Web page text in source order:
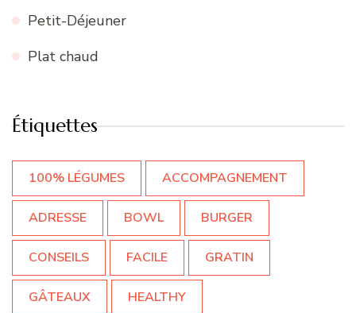
Petit-Déjeuner
Plat chaud
Étiquettes
100% LÉGUMES ACCOMPAGNEMENT
ADRESSE BOWL BURGER
CONSEILS FACILE GRATIN
GÂTEAUX HEALTHY